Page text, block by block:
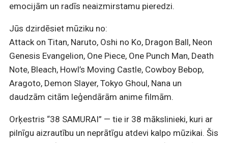
emocijām un radīs neaizmirstamu pieredzi.
Jūs dzirdēsiet mūziku no:
Attack on Titan, Naruto, Oshi no Ko, Dragon Ball, Neon
Genesis Evangelion, One Piece, One Punch Man, Death
Note, Bleach, Howl’s Moving Castle, Cowboy Bebop,
Aragoto, Demon Slayer, Tokyo Ghoul, Nana un
daudzām citām leģendārām anime filmām.
Orķestris “38 SAMURAI” — tie ir 38 mākslinieki, kuri ar
pilnīgu aizrautību un neprātīgu atdevi kalpo mūzikai. Šis